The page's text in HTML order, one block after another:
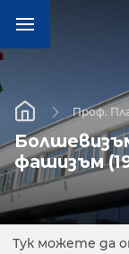
Проф.
фашизъм
Тук можете да